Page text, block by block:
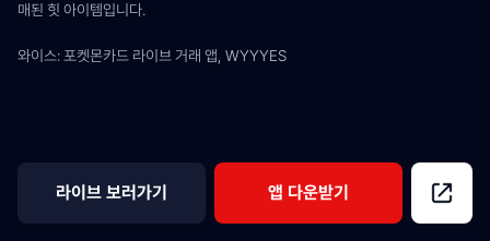
매된 힛 아이템입니다.
와이스: 포켓몬카드 라이브 거래 앱, WYYYES
라이브 보러가기 앱 다운받기